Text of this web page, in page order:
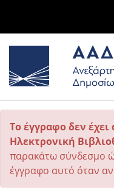
Το έγγραφο δεν
Ηλεκτρονική
παρακάτω σύνδεσμο
έγγραφο αυτό όταν